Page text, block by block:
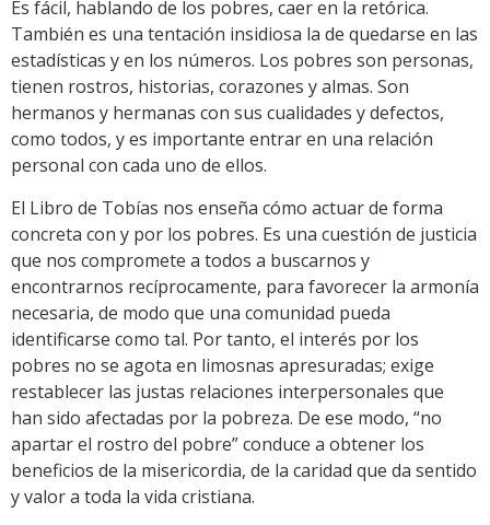
Es fácil, hablando de los pobres, caer en la retórica.
También es una tentación insidiosa la de quedarse en las
estadísticas y en los números. Los pobres son personas,
tienen rostros, historias, corazones y almas. Son
hermanos y hermanas con sus cualidades y defectos,
como todos, y es importante entrar en una relación
personal con cada uno de ellos.
El Libro de Tobías nos enseña cómo actuar de forma
concreta con y por los pobres. Es una cuestión de justicia
que nos compromete a todos a buscarnos y
encontrarnos recíprocamente, para favorecer la armonía
necesaria, de modo que una comunidad pueda
identificarse como tal. Por tanto, el interés por los
pobres no se agota en limosnas apresuradas; exige
restablecer las justas relaciones interpersonales que
han sido afectadas por la pobreza. De ese modo, “no
apartar el rostro del pobre” conduce a obtener los
beneficios de la misericordia, de la caridad que da sentido
y valor a toda la vida cristiana.